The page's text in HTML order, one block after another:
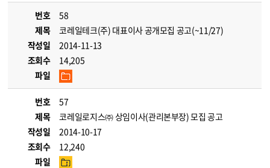
번호
58
제목
코레일테크(주) 대표이사 공개모집 공고(~11/27)
작성일
2014-11-13
조회수
14,205
파일
번호
57
제목
코레일로지스㈜ 상임이사(관리본부장) 모집 공고
작성일
2014-10-17
조회수
12,240
파일